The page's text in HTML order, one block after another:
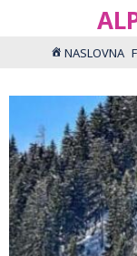
NASLOVNA